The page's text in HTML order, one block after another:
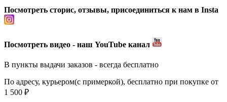
Посмотреть сторис, отзывы, присоединиться к нам в Insta
Посмотреть видео - наш YouTube канал
В пункты выдачи заказов - всегда бесплатно
По адресу, курьером(с примеркой), бесплатно при покупке от
1 500 ₽